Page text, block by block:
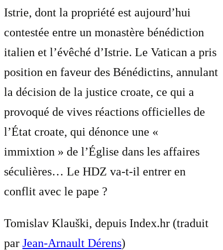
Istrie, dont la propriété est aujourd’hui
contestée entre un monastère bénédiction
italien et l’évêché d’Istrie. Le Vatican a pris
position en faveur des Bénédictins, annulant
la décision de la justice croate, ce qui a
provoqué de vives réactions officielles de
l’État croate, qui dénonce une «
immixtion » de l’Église dans les affaires
séculières… Le HDZ va-t-il entrer en
conflit avec le pape ?
Tomislav Klauški, depuis Index.hr (traduit
par Jean-Arnault Dérens)